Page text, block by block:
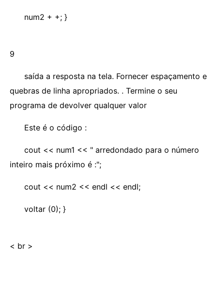
num2 + +; }
9
saída a resposta na tela. Fornecer espaçamento e
quebras de linha apropriados. . Termine o seu
programa de devolver qualquer valor
Este é o código :
cout << num1 << " arredondado para o número
inteiro mais próximo é :";
cout << num2 << endl << endl;
voltar (0); }
< br >